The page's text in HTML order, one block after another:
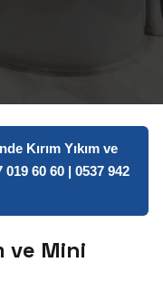
Kırım Yıkım ve
60 60 | 0537 942
ve Mini